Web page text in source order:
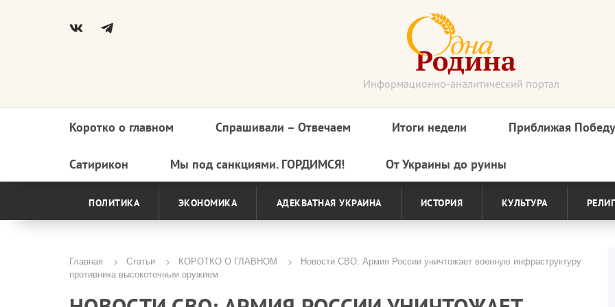
Информационно-аналитический портал
Основная
навигация
Коротко о главном Спрашивали – Отвечаем Итоги недели Приближая Победу
Сатирикон Мы под санкциями. ГОРДИМСЯ! От Украины до руины
ПОЛИТИКА ЭКОНОМИКА АДЕКВАТНАЯ УКРАИНА ИСТОРИЯ КУЛЬТУРА
Строка
Главная Статьи КОРОТКО О ГЛАВНОМ
Новости СВО: Армия России уничтожает военную инфраструктуру
противника высокоточным оружием